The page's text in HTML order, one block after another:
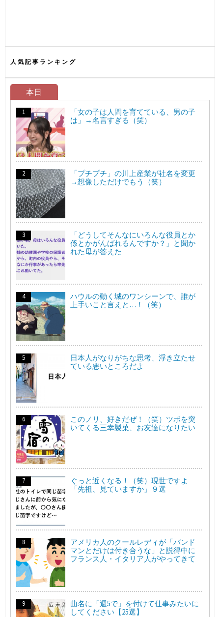
人気記事ランキング
本日
「女の子は人間を育てている、男の子
は」→名言すぎる（笑）
「プチプチ」の川上産業が社名を変更
→想像しただけでもう（笑）
「どうしてそんなにいろんな役員とか
係とかがんばれるんですか？」と聞か
れた母が答えた
ハウルの動く城のワンシーンで、誰が
上手いこと言えと…！（笑）
日本人がなりがちな思考、浮き立たせ
ている悪いところだよ
このノリ、好きだぜ！（笑）ツボを突
いてくる三幸製菓、お友達になりたい
ぐっと近くなる！（笑）現世ですよ
「先祖、見ていますか」９選
アメリカ人のクールレディが「バンド
マンとだけは付き合うな」と説得中に
フランス人・イタリア人がやってきて
曲名に「週5で」を付けて仕事みたいに
してください【25選】